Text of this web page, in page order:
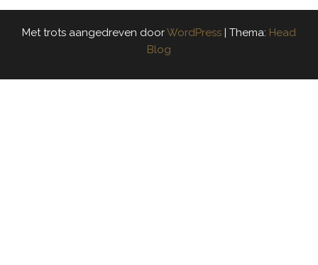
Met trots aangedreven doorWordPress | Thema: Head
Blog